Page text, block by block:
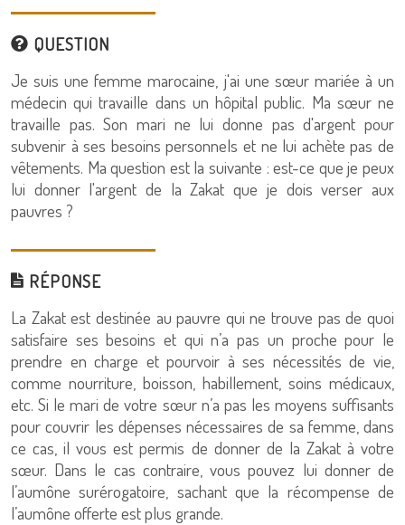
QUESTION
Je suis une femme marocaine, j'ai une sœur mariée à un
médecin qui travaille dans un hôpital public. Ma sœur ne
travaille pas. Son mari ne lui donne pas d'argent pour
subvenir à ses besoins personnels et ne lui achète pas de
vêtements. Ma question est la suivante : est-ce que je peux
lui donner l'argent de la Zakat que je dois verser aux
pauvres ?
RÉPONSE
La Zakat est destinée au pauvre qui ne trouve pas de quoi
satisfaire ses besoins et qui n’a pas un proche pour le
prendre en charge et pourvoir à ses nécessités de vie,
comme nourriture, boisson, habillement, soins médicaux,
etc. Si le mari de votre sœur n’a pas les moyens suffisants
pour couvrir les dépenses nécessaires de sa femme, dans
ce cas, il vous est permis de donner de la Zakat à votre
sœur. Dans le cas contraire, vous pouvez lui donner de
l’aumône surérogatoire, sachant que la récompense de
l’aumône offerte est plus grande.